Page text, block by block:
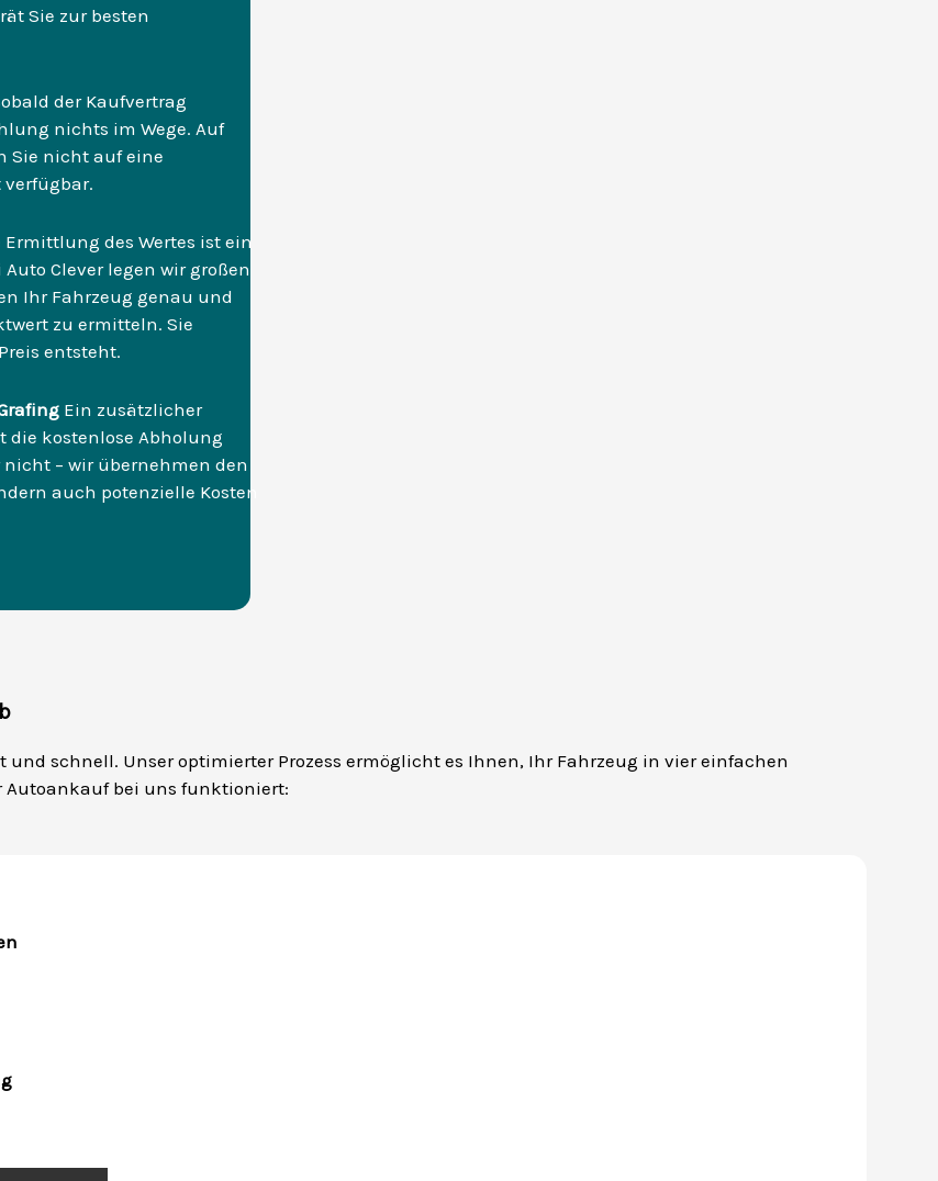
Sie zur besten
der Kaufvertrag
nichts im Wege. Auf
Sie nicht auf eine
verfügbar.
Ermittlung des Wertes ist ein
Clever legen wir großen
Ihr Fahrzeug genau und
zu ermitteln. Sie
entsteht.
Ein zusätzlicher
die kostenlose Abholung
nicht – wir übernehmen den
auch potenzielle Kosten
schnell. Unser optimierter Prozess ermöglicht es Ihnen, Ihr Fahrzeug in vier einfachen
Autoankauf bei uns funktioniert: